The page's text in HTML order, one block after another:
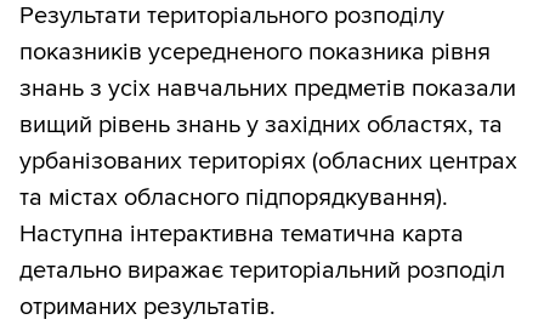
Результати територіального розподілу
показників усередненого показника рівня
знань з усіх навчальних предметів показали
вищий рівень знань у західних областях, та
урбанізованих територіях (обласних центрах
та містах обласного підпорядкування).
Наступна інтерактивна тематична карта
детально виражає територіальний розподіл
отриманих результатів.